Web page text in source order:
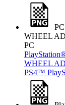
WHEEL
PC
WHEEL
PS4™